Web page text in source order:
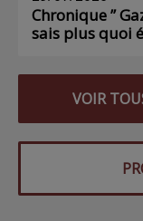
Chronique ”
sais plus quoi
VOIR